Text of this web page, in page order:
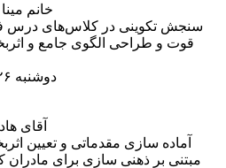
خانم
سنجش تکوینی در کلاس‌های درس
قوت و طراحی الگوی جامع و
دوشنبه ۲۶ شهریورماه ۱۴۰۳ ،ساعت 10
آقای
آماده سازی مقدماتی و تعیین
مبتنی بر ذهنی سازی برای